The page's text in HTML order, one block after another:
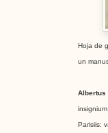
Hoja de
un
Albertus
Parisiis: